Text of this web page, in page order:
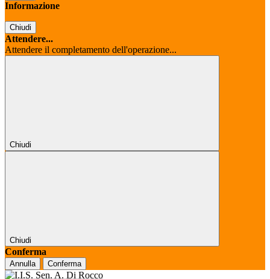
Informazione
Chiudi
Attendere...
Attendere il completamento dell'operazione...
Chiudi
Chiudi
Conferma
Annulla Conferma